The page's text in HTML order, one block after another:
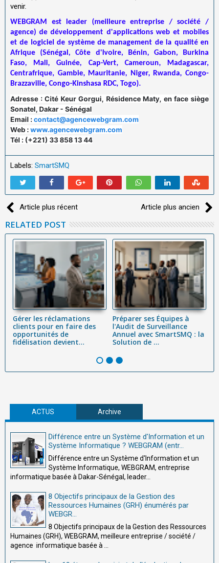
venir.
WEBGRAM est leader (meilleure entreprise / société /
agence) de développement d'applications web et mobiles
et de logiciel de système de management de la qualité en
Afrique (Sénégal, Côte d'Ivoire, Bénin, Gabon, Burkina
Faso, Mali, Guinée, Cap-Vert, Cameroun, Madagascar,
Centrafrique, Gambie, Mauritanie, Niger, Rwanda, Congo-
Brazzaville, Congo-Kinshasa RDC, Togo).
Adresse :Cité Keur Gorgui, Résidence Maty, en face siège
Sonatel, Dakar - Sénégal
Email :contact@agencewebgram.com
Web :www.agencewebgram.com
Tél : (+221) 33 858 13 44
Labels: SmartSMQ
Article plus récent Article plus ancien
RELATED POST
Gérer les réclamations
clients pour en faire des
opportunités de
fidélisation devient...
Préparer ses Équipes à
l'Audit de Surveillance
Annuel avec SmartSMQ : la
Solution de ...
ACTUS Archive
Différence entre un Système d'Information et un
Système Informatique ? WEBGRAM (entr...
Différence entre un Système d'Information et un
Système Informatique, WEBGRAM, entreprise
informatique basée à Dakar-Sénégal, leader...
8 Objectifs principaux de la Gestion des
Ressources Humaines (GRH) énumérés par
WEBGR...
8 Objectifs principaux de la Gestion des Ressources
Humaines (GRH), WEBGRAM, meilleure entreprise / société /
agence informatique basée à ...